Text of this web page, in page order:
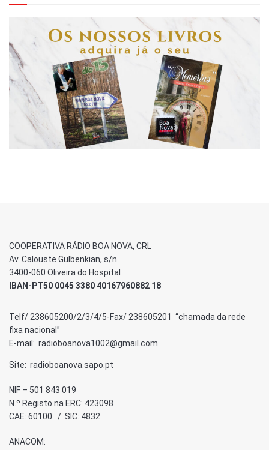
COOPERATIVA RÁDIO BOA NOVA, CRL
Av. Calouste Gulbenkian, s/n
3400-060 Oliveira do Hospital
IBAN-PT50 0045 3380 40167960882 18
Telf/ 238605200/2/3/4/5-Fax/ 238605201 “chamada da rede
fixa nacional”
E-mail: radioboanova1002@gmail.com
Site: radioboanova.sapo.pt
NIF – 501 843 019
N.º Registo na ERC: 423098
CAE: 60100 / SIC: 4832
ANACOM: